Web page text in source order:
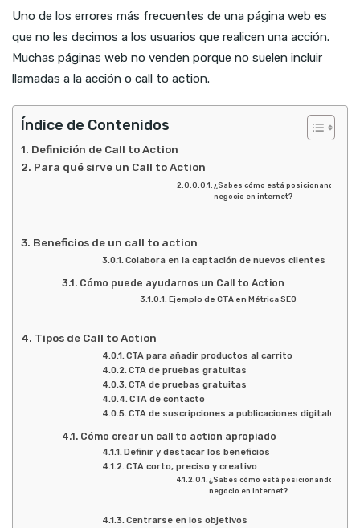
Uno de los errores más frecuentes de una página web es
que no les decimos a los usuarios que realicen una acción.
Muchas páginas web no venden porque no suelen incluir
llamadas a la acción o call to action.
Índice de Contenidos
Definición de Call to Action
Para qué sirve un Call to Action
¿Sabes cómo está posicionando la
negocio en internet?
Beneficios de un call to action
Colabora en la captación de nuevos clientes
Cómo puede ayudarnos un Call to Action
Ejemplo de CTA en Métrica SEO
Tipos de Call to Action
CTA para añadir productos al carrito
CTA de pruebas gratuitas
CTA de pruebas gratuitas
CTA de contacto
CTA de suscripciones a publicaciones digitales
Cómo crear un call to action apropiado
Definir y destacar los beneficios
CTA corto, preciso y creativo
¿Sabes cómo está posicionando la
negocio en internet?
Centrarse en los objetivos